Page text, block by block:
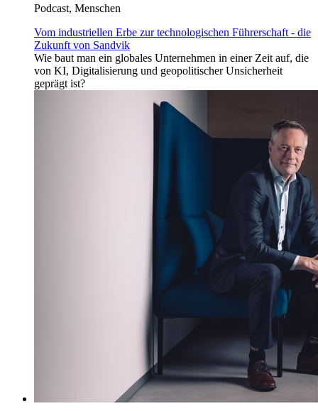
Podcast, Menschen
Vom industriellen Erbe zur technologischen Führerschaft - die
Zukunft von Sandvik
Wie baut man ein globales Unternehmen in einer Zeit auf, die
von KI, Digitalisierung und geopolitischer Unsicherheit
geprägt ist?